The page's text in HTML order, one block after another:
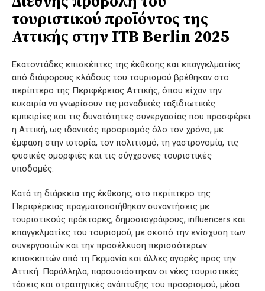
τουριστικού προϊόντος της
Αττικής στην ITB Berlin 2025
Εκατοντάδες επισκέπτες της έκθεσης και επαγγελματίες
από διάφορους κλάδους του τουρισμού βρέθηκαν στο
περίπτερο της Περιφέρειας Αττικής, όπου είχαν την
ευκαιρία να γνωρίσουν τις μοναδικές ταξιδιωτικές
εμπειρίες και τις δυνατότητες συνεργασίας που προσφέρει
η Αττική, ως ιδανικός προορισμός όλο τον χρόνο, με
έμφαση στην ιστορία, τον πολιτισμό, τη γαστρονομία, τις
φυσικές ομορφιές και τις σύγχρονες τουριστικές
υποδομές.
Κατά τη διάρκεια της έκθεσης, στο περίπτερο της
Περιφέρειας πραγματοποιήθηκαν συναντήσεις με
τουριστικούς πράκτορες, δημοσιογράφους, influencers και
επαγγελματίες του τουρισμού, με σκοπό την ενίσχυση των
συνεργασιών και την προσέλκυση περισσότερων
επισκεπτών από τη Γερμανία και άλλες αγορές προς την
Αττική. Παράλληλα, παρουσιάστηκαν οι νέες τουριστικές
τάσεις και στρατηγικές ανάπτυξης του προορισμού, μέσα